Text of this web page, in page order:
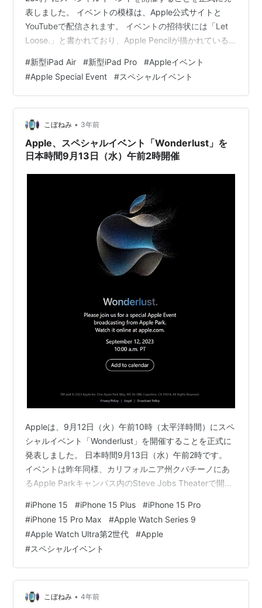
表しました。 イベントの模様は、Apple公式サイトと
YouTubeで配信されます。 イベントの招待状には「Let
Loose.」と書かれており、Apple Pencilが描かれている
ています。 Apple Special Event
#新型iPad Air #新型iPad Pro #Appleイベント
#Apple Special Event #スペシャルイベント
こぼねみ • 3年前
Apple、スペシャルイベント「Wonderlust」を
日本時間9月13日（水）午前2時開催
Appleは、9月12日（火）午前10時（太平洋時間）にスペ
シャルイベント「Wonderlust」を開催することを正式に
発表しました。 日本時間9月13日（水）午前2時です。
イベントは昨年同様、カリフォルニア州クパチーノにあ
るApple Parkキャンパス内のSteve Jobs Theaterで開催
Apple TVアプリでライブ視聴できます。 Appleスペシャ
ルイベント「Wonderlust」
#iPhone 15 #iPhone 15 Plus #iPhone 15 Pro
#iPhone 15 Pro Max #Apple Watch Series 9
#Apple Watch Ultra第2世代 #Apple
#スペシャルイベント
こぼねみ • 4年前